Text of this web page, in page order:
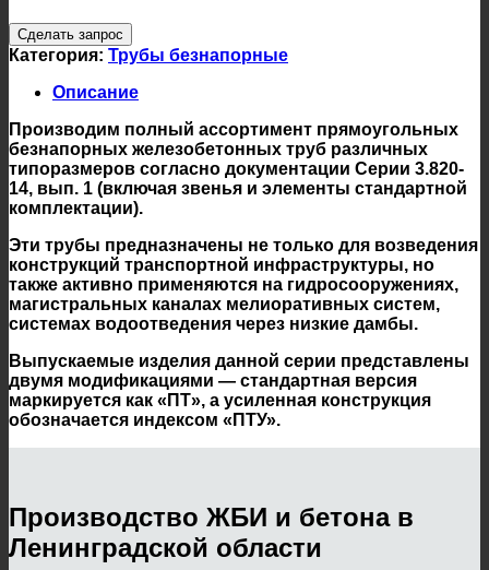
Сделать запрос
Категория: Трубы безнапорные
Описание
Производим полный ассортимент прямоугольных
безнапорных железобетонных труб различных
типоразмеров согласно документации Серии 3.820-
14, вып. 1 (включая звенья и элементы стандартной
комплектации).
Эти трубы предназначены не только для возведения
конструкций транспортной инфраструктуры, но
также активно применяются на гидросооружениях,
магистральных каналах мелиоративных систем,
системах водоотведения через низкие дамбы.
Выпускаемые изделия данной серии представлены
двумя модификациями — стандартная версия
маркируется как «ПТ», а усиленная конструкция
обозначается индексом «ПТУ».
Производство ЖБИ и бетона в
Ленинградской области